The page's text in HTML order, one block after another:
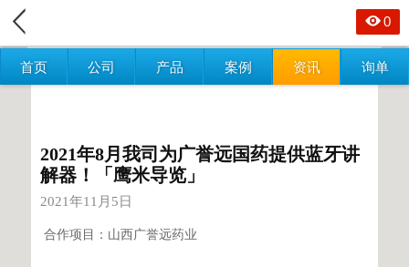
首页 公司 产品 案例 资讯 询单
0
2021年8月我司为广誉远国药提供蓝牙讲
解器！「鹰米导览」
2021年11月5日
合作项目：山西广誉远药业